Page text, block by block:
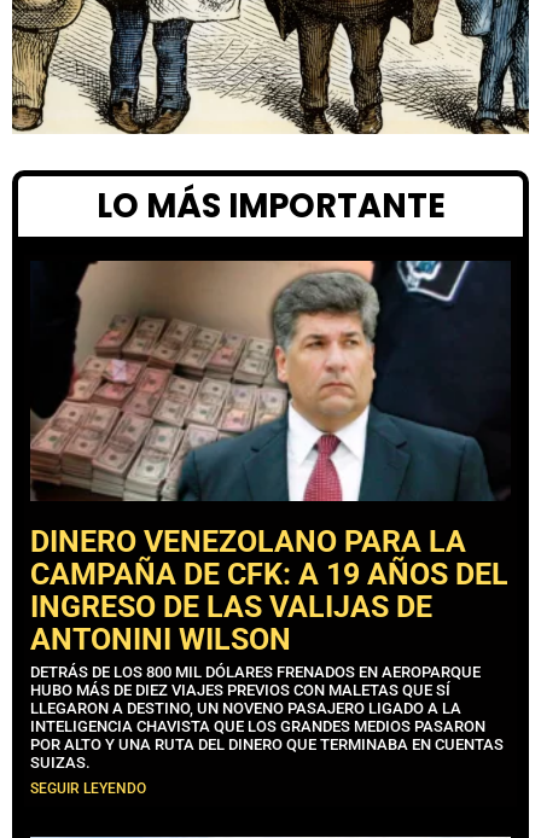
LO MÁS IMPORTANTE
DINERO VENEZOLANO PARA LA
CAMPAÑA DE CFK: A 19 AÑOS DEL
INGRESO DE LAS VALIJAS DE
ANTONINI WILSON
DETRÁS DE LOS 800 MIL DÓLARES FRENADOS EN AEROPARQUE
HUBO MÁS DE DIEZ VIAJES PREVIOS CON MALETAS QUE SÍ
LLEGARON A DESTINO, UN NOVENO PASAJERO LIGADO A LA
INTELIGENCIA CHAVISTA QUE LOS GRANDES MEDIOS PASARON
POR ALTO Y UNA RUTA DEL DINERO QUE TERMINABA EN CUENTAS
SUIZAS.
SEGUIR LEYENDO